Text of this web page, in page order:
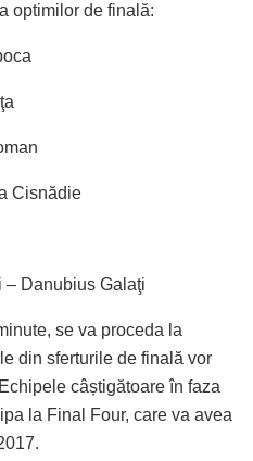
optimilor de finală:
Cisnădie
– Danubius Galaţi
se va proceda la
din sferturile de finală vor
câștigătoare în faza
la Final Four, care va avea